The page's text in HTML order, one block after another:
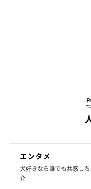
２日後の朝、雪だるまの
エンタメ
犬好きなら誰でも共感し
介